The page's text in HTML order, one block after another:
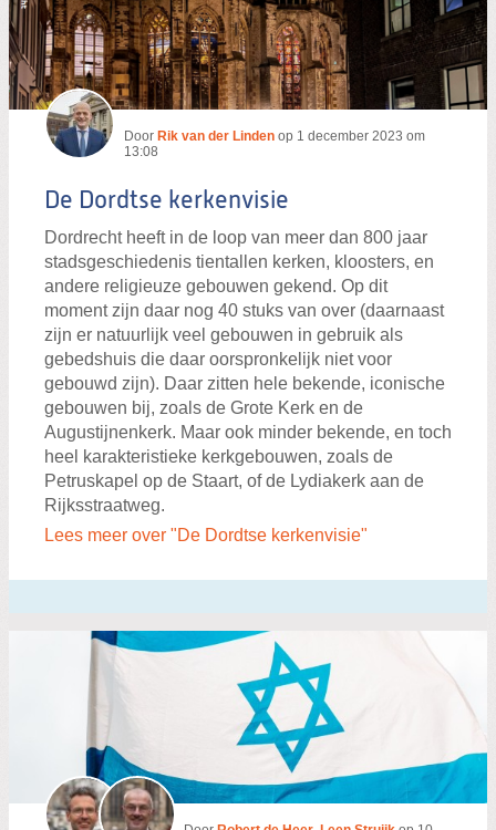
Door Rik van der Linden op 1 december 2023 om
13:08
De Dordtse kerkenvisie
Dordrecht heeft in de loop van meer dan 800 jaar
stadsgeschiedenis tientallen kerken, kloosters, en
andere religieuze gebouwen gekend. Op dit
moment zijn daar nog 40 stuks van over (daarnaast
zijn er natuurlijk veel gebouwen in gebruik als
gebedshuis die daar oorspronkelijk niet voor
gebouwd zijn). Daar zitten hele bekende, iconische
gebouwen bij, zoals de Grote Kerk en de
Augustijnenkerk. Maar ook minder bekende, en toch
heel karakteristieke kerkgebouwen, zoals de
Petruskapel op de Staart, of de Lydiakerk aan de
Rijksstraatweg.
Lees meer over "De Dordtse kerkenvisie"